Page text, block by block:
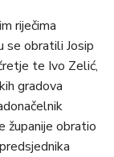
riječima
se obratili Josip
te Ivo Zelić,
gradova
županije obratio